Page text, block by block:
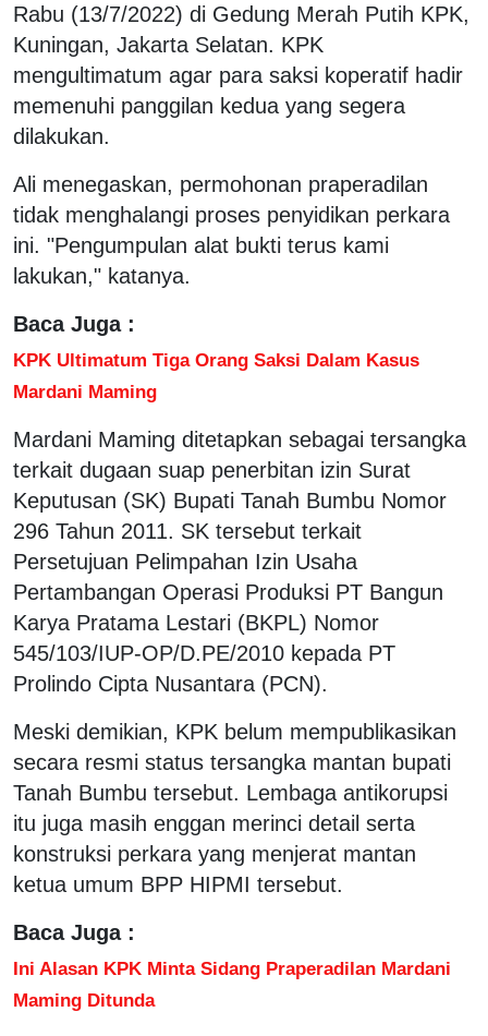
Rabu (13/7/2022) di Gedung Merah Putih KPK,
Kuningan, Jakarta Selatan. KPK
mengultimatum agar para saksi koperatif hadir
memenuhi panggilan kedua yang segera
dilakukan.
Ali menegaskan, permohonan praperadilan
tidak menghalangi proses penyidikan perkara
ini. "Pengumpulan alat bukti terus kami
lakukan," katanya.
Baca Juga :
KPK Ultimatum Tiga Orang Saksi Dalam Kasus
Mardani Maming
Mardani Maming ditetapkan sebagai tersangka
terkait dugaan suap penerbitan izin Surat
Keputusan (SK) Bupati Tanah Bumbu Nomor
296 Tahun 2011. SK tersebut terkait
Persetujuan Pelimpahan Izin Usaha
Pertambangan Operasi Produksi PT Bangun
Karya Pratama Lestari (BKPL) Nomor
545/103/IUP-OP/D.PE/2010 kepada PT
Prolindo Cipta Nusantara (PCN).
Meski demikian, KPK belum mempublikasikan
secara resmi status tersangka mantan bupati
Tanah Bumbu tersebut. Lembaga antikorupsi
itu juga masih enggan merinci detail serta
konstruksi perkara yang menjerat mantan
ketua umum BPP HIPMI tersebut.
Baca Juga :
Ini Alasan KPK Minta Sidang Praperadilan Mardani
Maming Ditunda